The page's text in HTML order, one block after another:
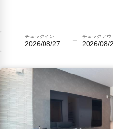
チェックイン
2026/08/27
チェックアウ
2026/08/